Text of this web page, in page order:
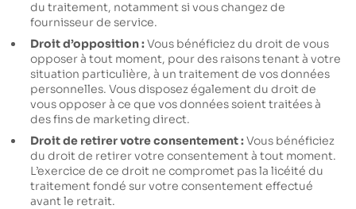
du traitement, notamment si vous changez de
fournisseur de service.
Droit d’opposition :Vous bénéficiez du droit de vous
opposer à tout moment, pour des raisons tenant à votre
situation particulière, à un traitement de vos données
personnelles. Vous disposez également du droit de
vous opposer à ce que vos données soient traitées à
des fins de marketing direct.
Droit de retirer votre consentement :Vous bénéficiez
du droit de retirer votre consentement à tout moment.
L’exercice de ce droit ne compromet pas la licéité du
traitement fondé sur votre consentement effectué
avant le retrait.